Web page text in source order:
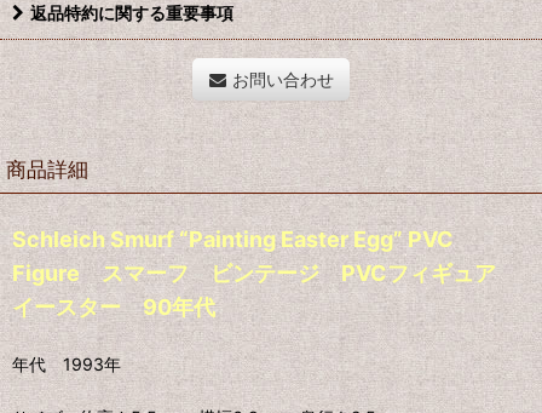
返品特約に関する重要事項
お問い合わせ
商品詳細
Schleich Smurf “Painting Easter Egg” PVC
Figure スマーフ ビンテージ PVCフィギュア
イースター 90年代
年代 1993年